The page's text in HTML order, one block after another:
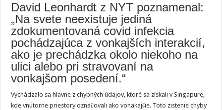
David Leonhardt z NYT poznamenal:
„Na svete neexistuje jediná
zdokumentovaná covid infekcia
pochádzajúca z vonkajších interakcií,
ako je prechádzka okolo niekoho na
ulici alebo pri stravovaní na
vonkajšom posedení.“
Vychádzalo sa hlavne z chybných údajov, ktoré sa získali v Singapure,
kde vnútorne priestory označovali ako vonakajšie. Toto zistenie chyby